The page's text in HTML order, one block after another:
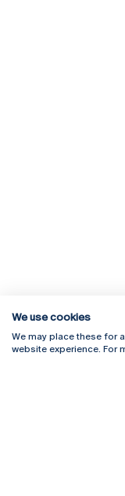
We use cookies
We may place these for
website experience. For